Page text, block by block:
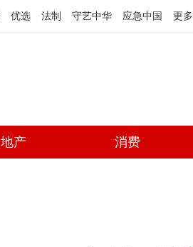
优选 法制 守艺中华 应急中国 更多
地产 消费